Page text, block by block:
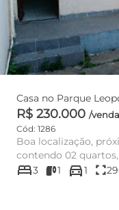
R$ 230.000 /venda
Cód: 1286
Boa localização,
contendo 02
amplo e garag...
bed3 1 directions_car1 fullscreen